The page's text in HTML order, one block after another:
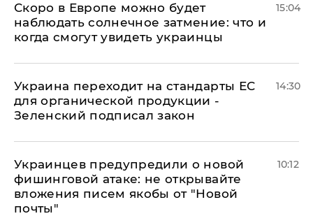
Скоро в Европе можно будет
наблюдать солнечное затмение: что и
когда смогут увидеть украинцы
15:04
Украина переходит на стандарты ЕС
для органической продукции -
Зеленский подписал закон
14:30
Украинцев предупредили о новой
фишинговой атаке: не открывайте
вложения писем якобы от "Новой
почты"
10:12